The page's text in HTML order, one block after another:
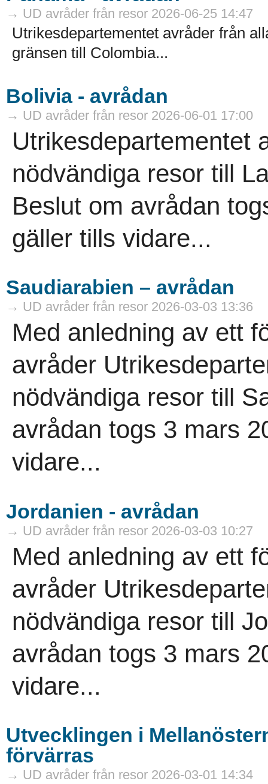
→ UD avråder från resor 2026-06-25 14:47
Utrikesdepartementet avråder från
gränsen till Colombia...
Bolivia - avrådan
→ UD avråder från resor 2026-06-01 17:00
Utrikesdepartementet
nödvändiga resor till
Beslut om avrådan
gäller tills vidare...
Saudiarabien – avrådan
→ UD avråder från resor 2026-03-03 13:36
Med anledning av ett
avråder
nödvändiga resor till
avrådan togs 3 mars
vidare...
Jordanien - avrådan
→ UD avråder från resor 2026-03-03 10:27
Med anledning av ett
avråder
nödvändiga resor till
avrådan togs 3 mars
vidare...
Utvecklingen i
förvärras
→ UD avråder från resor 2026-03-01 14:34